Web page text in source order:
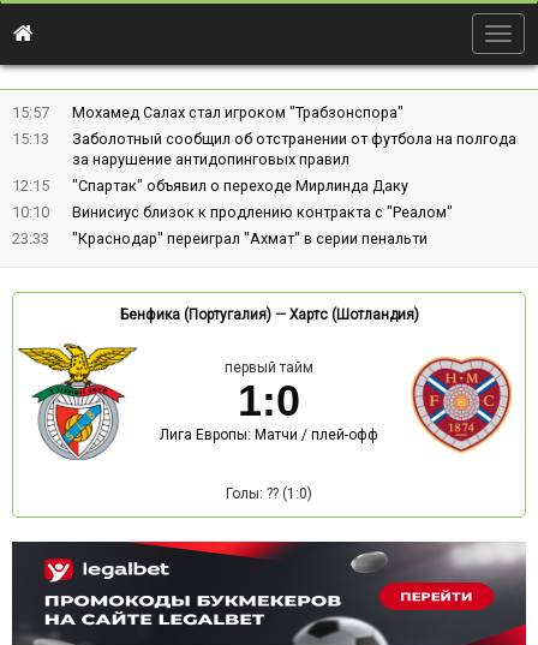
15:57
Мохамед Салах стал игроком "Трабзонспора"
15:13
Заболотный сообщил об отстранении от футбола на полгода
за нарушение антидопинговых правил
12:15
"Спартак" объявил о переходе Мирлинда Даку
10:10
Винисиус близок к продлению контракта с "Реалом"
23:33
"Краснодар" переиграл "Ахмат" в серии пенальти
Бенфика (Португалия)— Хартс (Шотландия)
первый тайм
1:0
Лига Европы: Матчи / плей-офф
Голы: ?? (1:0)